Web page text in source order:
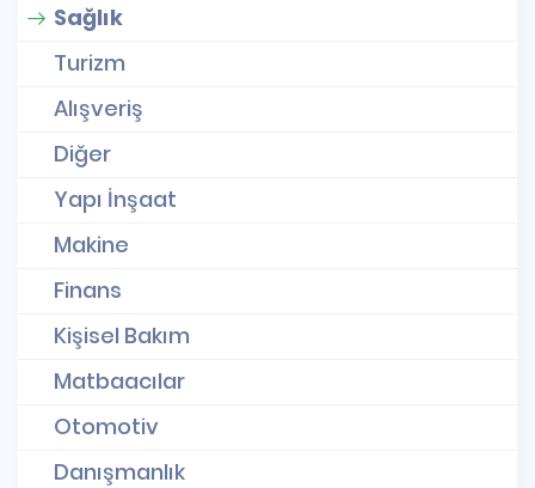
Sağlık
Turizm
Alışveriş
Diğer
Yapı İnşaat
Makine
Finans
Kişisel Bakım
Matbaacılar
Otomotiv
Danışmanlık